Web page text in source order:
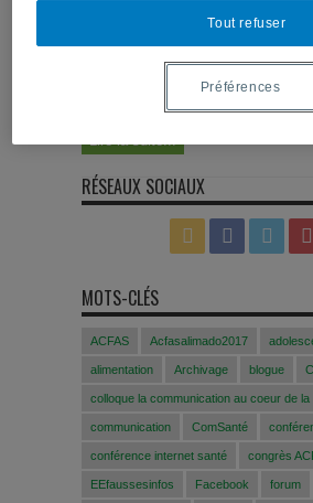
RÉSEAUX SOCIAUX
MOTS-CLÉS
ACFAS Acfasalimado2017
alimentation Archivage blogue
colloque la communication au coeur de
communication ComSanté
conférence internet santé congrès
EEfaussesinfos Facebook forum
Tout refuser
Préférences